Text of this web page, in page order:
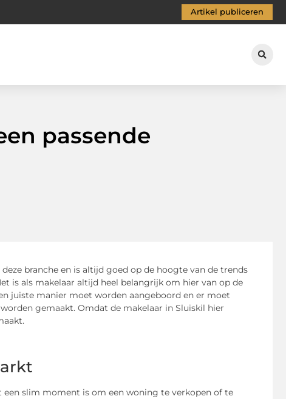
Artikel publiceren
passende
branche en is altijd goed op de hoogte van de trends
is als makelaar altijd heel belangrijk om hier van op de
juiste manier moet worden aangeboord en er moet
gemaakt. Omdat de makelaar in Sluiskil hier
slim moment is om een woning te verkopen of te